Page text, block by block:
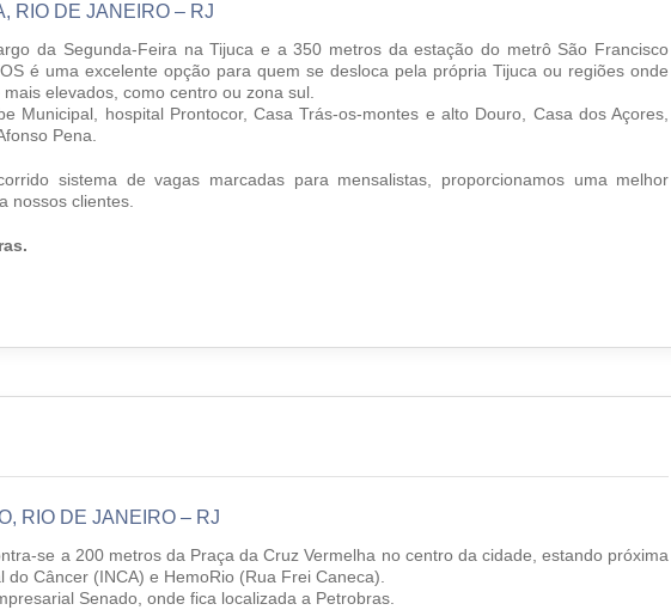
RIO DE JANEIRO – RJ
da Segunda-Feira na Tijuca e a 350 metros da estação do metrô São Francisco
é uma excelente opção para quem se desloca pela própria Tijuca ou regiões onde
elevados, como centro ou zona sul.
Municipal, hospital Prontocor, Casa Trás-os-montes e alto Douro, Casa dos Açores,
Pena.
sistema de vagas marcadas para mensalistas, proporcionamos uma melhor
nossos clientes.
RIO DE JANEIRO – RJ
se a 200 metros da Praça da Cruz Vermelha no centro da cidade, estando próxima
Câncer (INCA) e HemoRio (Rua Frei Caneca).
Senado, onde fica localizada a Petrobras.